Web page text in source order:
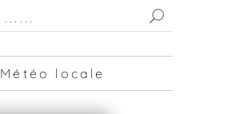
Météo locale